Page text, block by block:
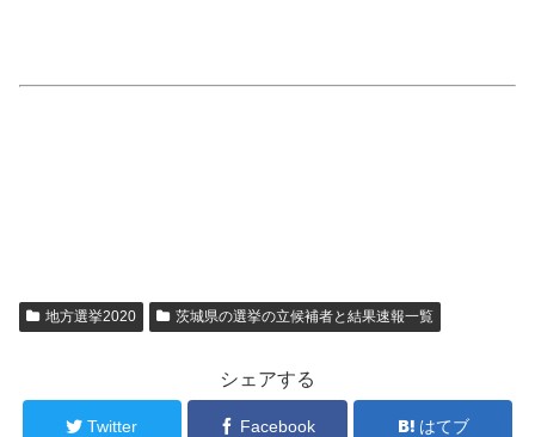
地方選挙2020 茨城県の選挙の立候補者と結果速報一覧
シェアする
Twitter Facebook はてブ